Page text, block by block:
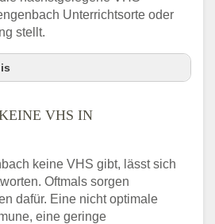
Unterrichtsorte oder
stellt.
finden auch Menschen aus
der Region rund um
VHS IN
keine VHS gibt, lässt sich
Oftmals sorgen
dafür. Eine nicht optimale
eine geringe